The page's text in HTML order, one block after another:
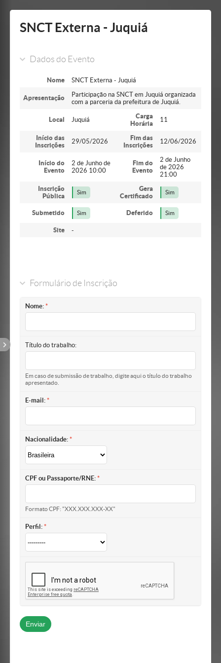
barra
SNCT Externa - Juquiá
Dados do Evento
Nome SNCT Externa - Juquiá
Apresentação
Participação na SNCT em Juquiá organizada
com a parceria da prefeitura de Juquiá.
Local Juquiá
Carga
Horária
11
Início das
Inscrições
29/05/2026
Fim das
Inscrições
12/06/2026
Início do
Evento
2 de Junho de
2026 10:00
Fim do
Evento
2 de Junho
de 2026
21:00
Inscrição
Pública
Sim
Gera
Certificado
Sim
Submetido Sim Deferido Sim
Site -
Formulário de Inscrição
Nome:
Título do trabalho:
Em caso de submissão de trabalho, digite aqui o título do trabalho
apresentado.
E-mail:
Nacionalidade:
CPF ou Passaporte/RNE:
Formato CPF: "XXX.XXX.XXX-XX"
Perfil: